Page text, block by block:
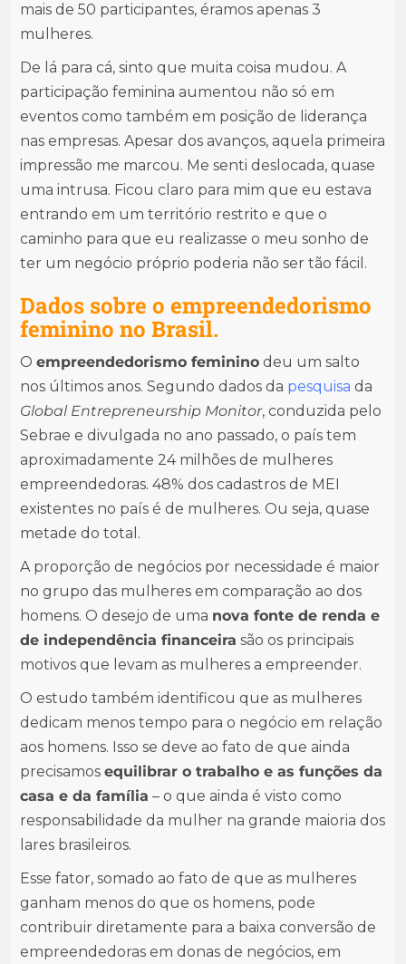
mais de 50 participantes, éramos apenas 3
mulheres.
De lá para cá, sinto que muita coisa mudou. A
participação feminina aumentou não só em
eventos como também em posição de liderança
nas empresas. Apesar dos avanços, aquela primeira
impressão me marcou. Me senti deslocada, quase
uma intrusa. Ficou claro para mim que eu estava
entrando em um território restrito e que o
caminho para que eu realizasse o meu sonho de
ter um negócio próprio poderia não ser tão fácil.
Dados sobre o empreendedorismo
feminino no Brasil.
O empreendedorismo feminino deu um salto
nos últimos anos. Segundo dados da pesquisa da
Global Entrepreneurship Monitor, conduzida pelo
Sebrae e divulgada no ano passado, o país tem
aproximadamente 24 milhões de mulheres
empreendedoras. 48% dos cadastros de MEI
existentes no país é de mulheres. Ou seja, quase
metade do total.
A proporção de negócios por necessidade é maior
no grupo das mulheres em comparação ao dos
homens. O desejo de uma nova fonte de renda e
de independência financeira são os principais
motivos que levam as mulheres a empreender.
O estudo também identificou que as mulheres
dedicam menos tempo para o negócio em relação
aos homens. Isso se deve ao fato de que ainda
precisamos equilibrar o trabalho e as funções da
casa e da família – o que ainda é visto como
responsabilidade da mulher na grande maioria dos
lares brasileiros.
Esse fator, somado ao fato de que as mulheres
ganham menos do que os homens, pode
contribuir diretamente para a baixa conversão de
empreendedoras em donas de negócios, em